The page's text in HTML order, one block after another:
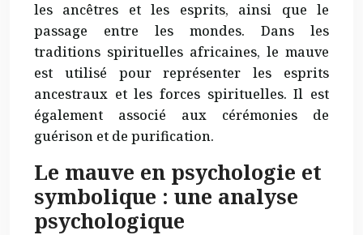
les ancêtres et les esprits, ainsi que le
passage entre les mondes. Dans les
traditions spirituelles africaines, le mauve
est utilisé pour représenter les esprits
ancestraux et les forces spirituelles. Il est
également associé aux cérémonies de
guérison et de purification.
Le mauve en psychologie et
symbolique : une analyse
psychologique